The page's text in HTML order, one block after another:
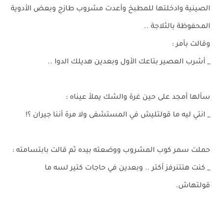
الصينية وادخلتها للمطبخ وأعدت مشروب طازج وبعض الأدوية
المحفوظة بالثلاجة ..
وقالت بأمر :
_ أشرب العصير بتاعك الأول وبعدين هديلك الدوا ..
سألها أمجد على حين غرة والشك يملأ عيناه :
_ انتي ليه ما قولتليش في المستشفى ولا مرة أننا جيران ؟!
حملت سمر كوب المشروب ووضعته بيده ثم قالت بابتسامته :
_ كنت هتتنرفز أكتر .. وبعدين في حاجات كتير لسه ما
قولتهاش.